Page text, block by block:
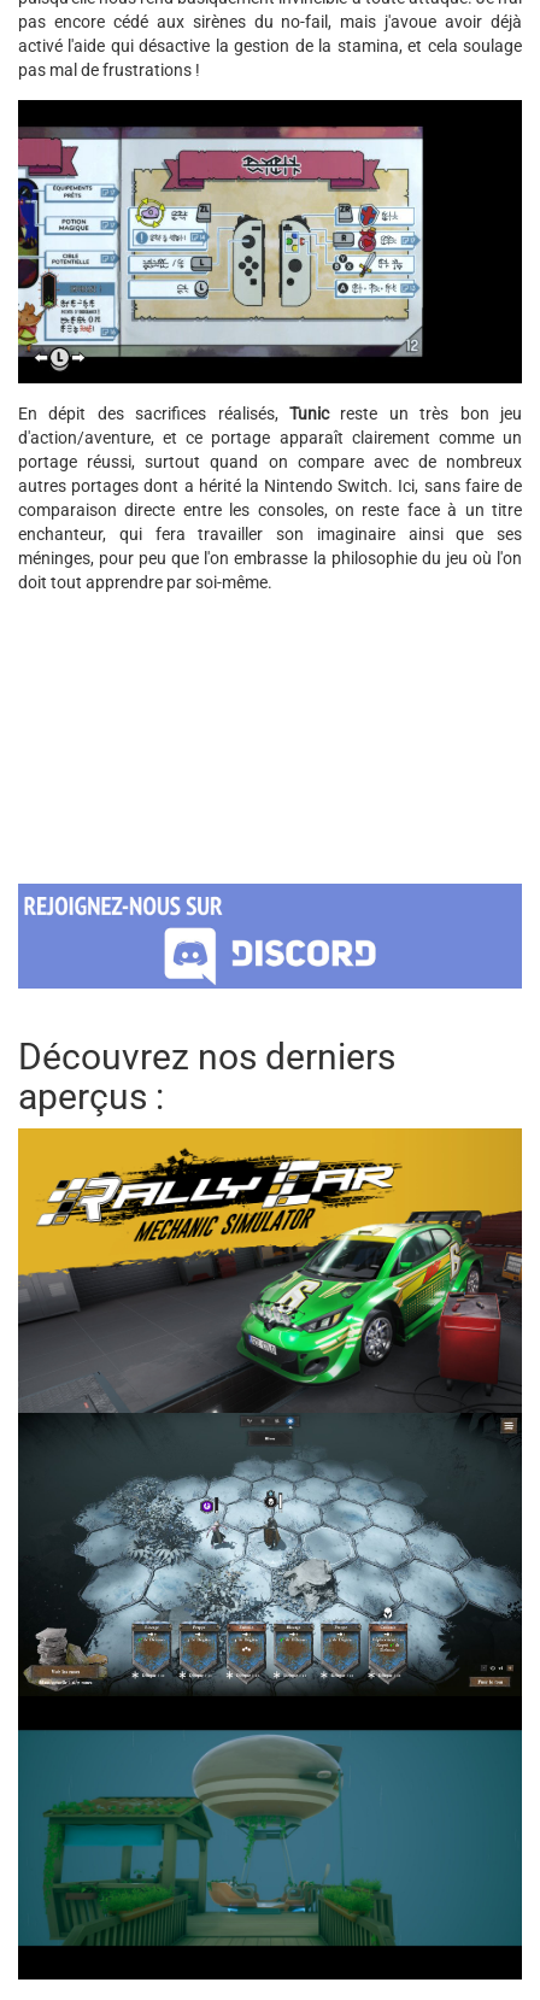
pas encore cédé aux sirènes du no-fail, mais j'avoue avoir déjà
activé l'aide qui désactive la gestion de la stamina, et cela soulage
pas mal de frustrations !
En dépit des sacrifices réalisés, Tunicreste un très bon jeu
d'action/aventure, et ce portage apparaît clairement comme un
portage réussi, surtout quand on compare avec de nombreux
autres portages dont a hérité la Nintendo Switch. Ici, sans faire de
comparaison directe entre les consoles, on reste face à un titre
enchanteur, qui fera travailler son imaginaire ainsi que ses
méninges, pour peu que l'on embrasse la philosophie du jeu où l'on
doit tout apprendre par soi-même.
Découvrez nos derniers
aperçus :